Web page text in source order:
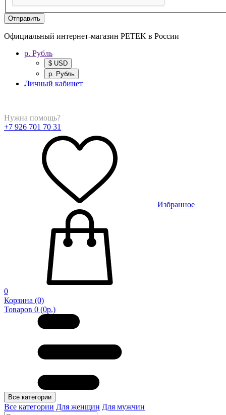
Отправить
Официальный интернет-магазин PETEK в России
р. Рубль
$ USD
р. Рубль
Личный кабинет
Нужна помощь?
+7 926 701 70 31
Избранное
0
Корзина (0)
Товаров 0 (0р.)
Все категории
Все категории Для женщин Для мужчин